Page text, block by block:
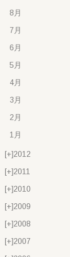
8月
7月
6月
5月
4月
3月
2月
1月
[+]2012
[+]2011
[+]2010
[+]2009
[+]2008
[+]2007